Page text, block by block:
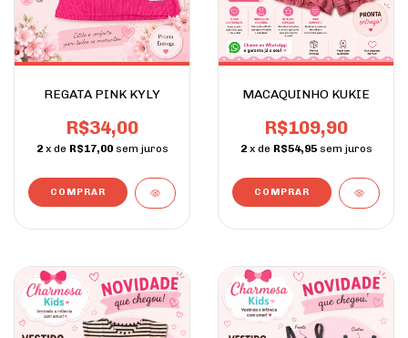
REGATA PINK KYLY
R$34,00
2 x de R$17,00 sem juros
COMPRAR
MACAQUINHO KUKIE
R$109,90
2 x de R$54,95 sem juros
COMPRAR